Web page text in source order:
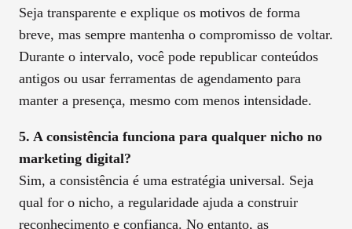
Seja transparente e explique os motivos de forma
breve, mas sempre mantenha o compromisso de voltar.
Durante o intervalo, você pode republicar conteúdos
antigos ou usar ferramentas de agendamento para
manter a presença, mesmo com menos intensidade.
5. A consistência funciona para qualquer nicho no
marketing digital?
Sim, a consistência é uma estratégia universal. Seja
qual for o nicho, a regularidade ajuda a construir
reconhecimento e confiança. No entanto, as